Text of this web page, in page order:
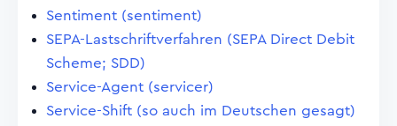
Sentiment (sentiment)
SEPA-Lastschriftverfahren (SEPA Direct Debit
Scheme; SDD)
Service-Agent (servicer)
Service-Shift (so auch im Deutschen gesagt)